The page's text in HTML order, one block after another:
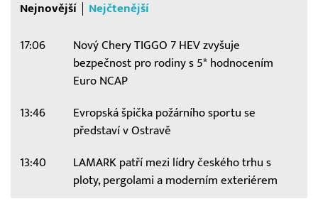
Nejnovější Nejčtenější
17:06
Nový Chery TIGGO 7 HEV zvyšuje
bezpečnost pro rodiny s 5* hodnocením
Euro NCAP
13:46
Evropská špička požárního sportu se
představí v Ostravě
13:40
LAMARK patří mezi lídry českého trhu s
ploty, pergolami a moderním exteriérem